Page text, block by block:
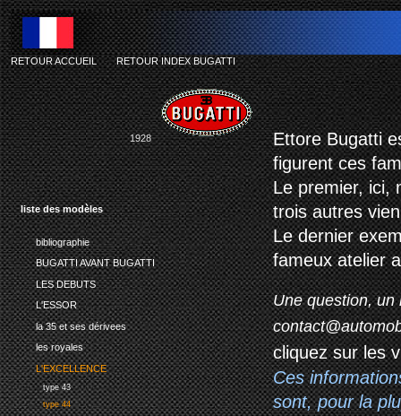
liste des modèles
bibliographie
BUGATTI AVANT BUGATTI
LES DEBUTS
L'ESSOR
la 35 et ses dérivees
les royales
L'EXCELLENCE
type 43
type 44
RETOUR ACCUEIL-RETOUR INDEX BUGATTI
1928
Ettore Bugatti
figurent ces
Le premier, ici,
trois autres
Le dernier
fameux atelier
Une question, un
cliquez sur les
Ces
sont, pour la